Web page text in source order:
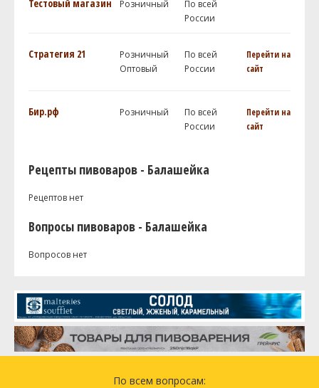
Тестовый магазин Розничный
По всей
России
Стратегия 21
Розничный
Оптовый
По всей
России
Перейти на
сайт
Бир.рф Розничный
По всей
России
Перейти на
сайт
Рецепты пивоваров - Балашейка
Рецептов нет
Вопросы пивоваров - Балашейка
Вопросов нет
По всем вопросам: